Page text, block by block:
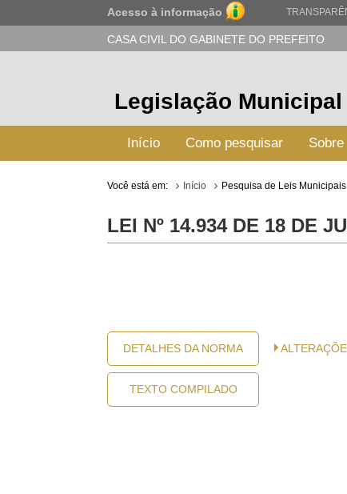
Acesso à informação
CASA CIVIL DO GABINETE DO PREFEITO
Legislação Municipal
Início Como pesquisar Sobre
Você está em: Início Pesquisa de Leis Municipais
LEI Nº 14.934 DE 18 DE
DETALHES DA NORMA
TEXTO COMPILADO